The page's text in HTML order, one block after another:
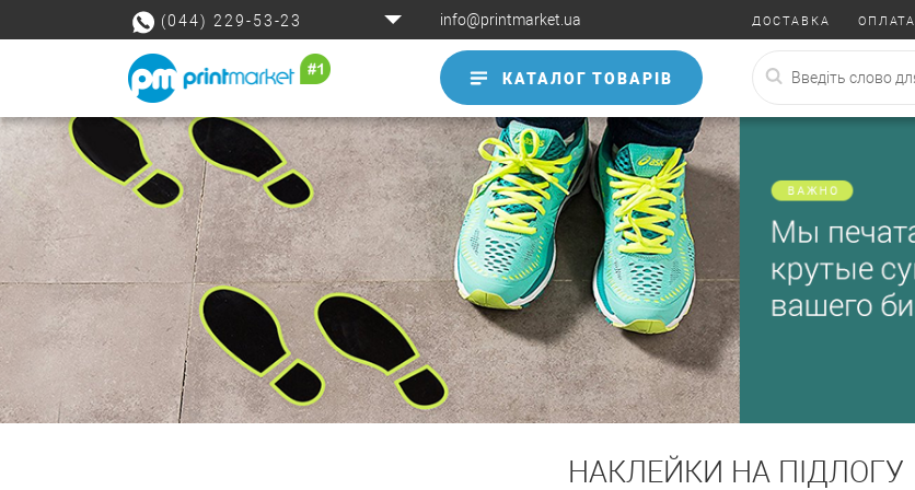
(044) 229-53-23 info@printmarket.ua ДОСТАВКА ОПЛАТА
КАТАЛОГ ТОВАРІВ
НАКЛЕЙКИ НА ПІДЛОГУ